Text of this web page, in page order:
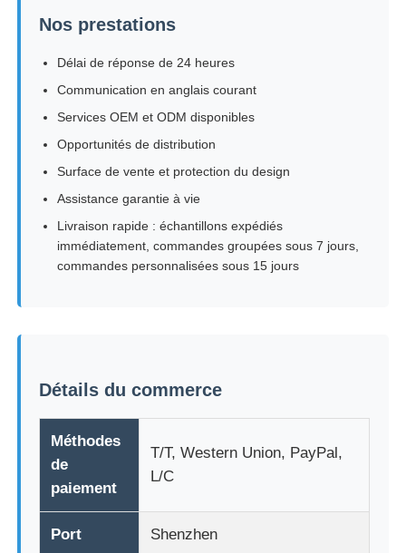
Nos prestations
Délai de réponse de 24 heures
Communication en anglais courant
Services OEM et ODM disponibles
Opportunités de distribution
Surface de vente et protection du design
Assistance garantie à vie
Livraison rapide : échantillons expédiés
immédiatement, commandes groupées sous 7 jours,
commandes personnalisées sous 15 jours
Détails du commerce
Méthodes
de
paiement
T/T, Western Union, PayPal,
L/C
Port Shenzhen